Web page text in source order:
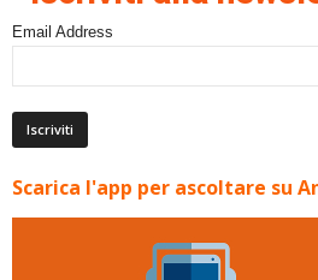
Email Address
Scarica l'app per ascoltare su